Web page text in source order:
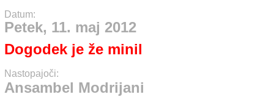
Datum:
Petek, 11. maj 2012
Dogodek je že minil
Nastopajoči:
Ansambel Modrijani